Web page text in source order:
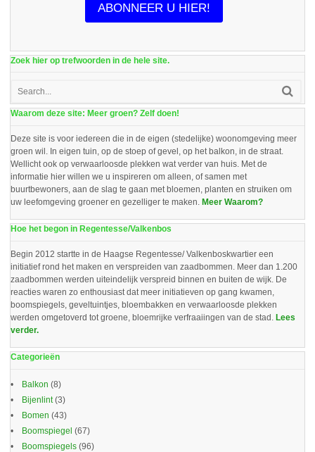
ABONNEER U HIER!
Zoek hier op trefwoorden in de hele site.
Waarom deze site: Meer groen? Zelf doen!
Deze site is voor iedereen die in de eigen (stedelijke) woonomgeving meer
groen wil. In eigen tuin, op de stoep of gevel, op het balkon, in de straat.
Wellicht ook op verwaarloosde plekken wat verder van huis. Met de
informatie hier willen we u inspireren om alleen, of samen met
buurtbewoners, aan de slag te gaan met bloemen, planten en struiken om
uw leefomgeving groener en gezelliger te maken. Meer Waarom?
Hoe het begon in Regentesse/Valkenbos
Begin 2012 startte in de Haagse Regentesse/ Valkenboskwartier een
initiatief rond het maken en verspreiden van zaadbommen. Meer dan 1.200
zaadbommen werden uiteindelijk verspreid binnen en buiten de wijk. De
reacties waren zo enthousiast dat meer initiatieven op gang kwamen,
boomspiegels, geveltuintjes, bloembakken en verwaarloosde plekken
werden omgetoverd tot groene, bloemrijke verfraaiingen van de stad. Lees
verder.
Categorieën
Balkon (8)
Bijenlint(3)
Bomen (43)
Boomspiegel (67)
Boomspiegels (96)